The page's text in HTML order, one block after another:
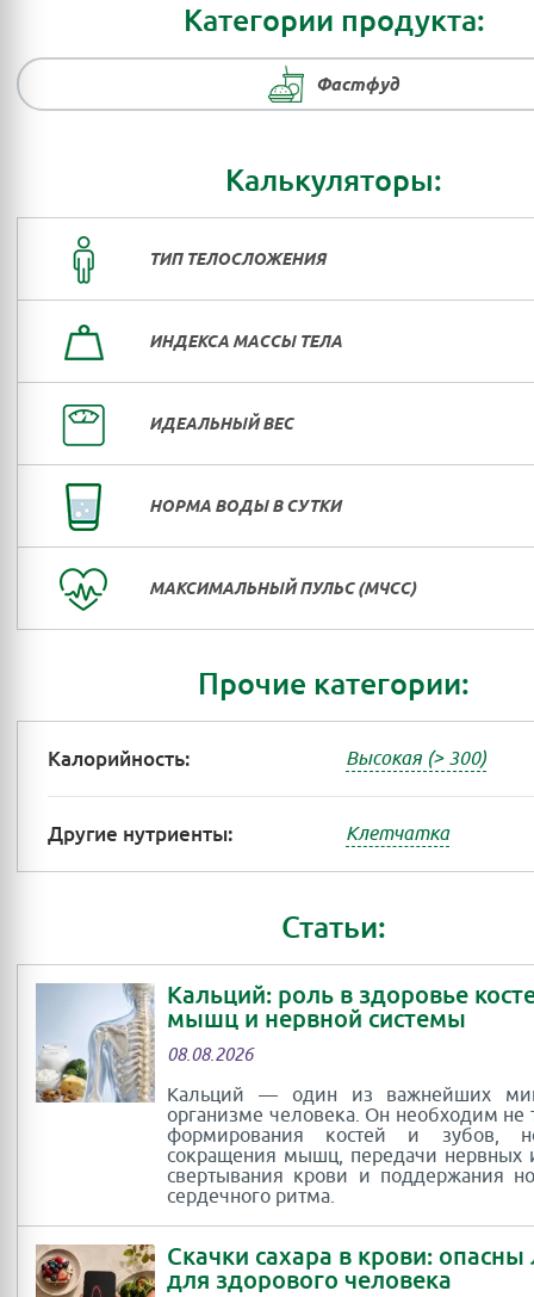
Категории продукта:
Фастфуд
Калькуляторы:
ТИП ТЕЛОСЛОЖЕНИЯ
ИНДЕКСА МАССЫ ТЕЛА
ИДЕАЛЬНЫЙ ВЕС
НОРМА ВОДЫ В СУТКИ
МАКСИМАЛЬНЫЙ ПУЛЬС (МЧСС)
Прочие категории:
Калорийность: Высокая (> 300)
Другие нутриенты: Клетчатка
Статьи:
Кальций: роль в здоровье
мышц и нервной системы
08.08.2026
Кальций — один из важнейших
организме человека. Он необходим не
формирования костей и зубов,
сокращения мышц, передачи нервных
свертывания крови и поддержания
сердечного ритма.
Скачки сахара в крови: опасны
для здорового человека